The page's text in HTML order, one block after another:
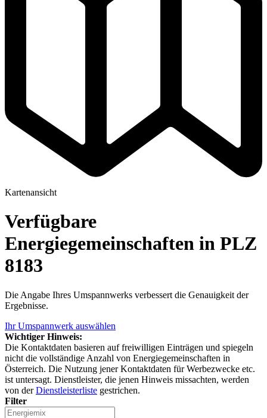
Kartenansicht
Verfügbare
Energiegemeinschaften in PLZ
8183
Die Angabe Ihres Umspannwerks verbessert die Genauigkeit der
Ergebnisse.
Ihr Umspannwerk auswählen
Wichtiger Hinweis:
Die Kontaktdaten basieren auf freiwilligen Einträgen und spiegeln
nicht die vollständige Anzahl von Energiegemeinschaften in
Österreich. Die Nutzung jener Kontaktdaten für Werbezwecke etc.
ist untersagt. Dienstleister, die jenen Hinweis missachten, werden
von derDienstleisterliste gestrichen.
Filter